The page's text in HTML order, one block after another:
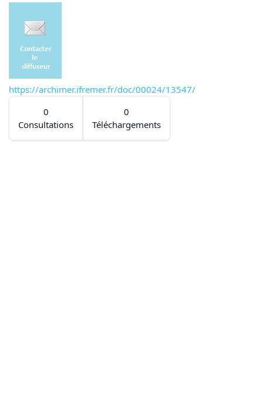
https://archimer.ifremer.fr/doc/00024/13547/
0
Consultations
0
Téléchargements